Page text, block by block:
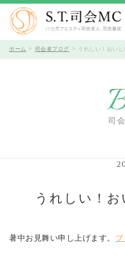
受付時間 10時
ホーム 司会者ブログ うれしい！おいし
司
うれしい！お
暑中お見舞い申し上げます。